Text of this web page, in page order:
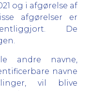
og i afgørelse af
afgørelser er
De
andre navne,
navne
vil blive